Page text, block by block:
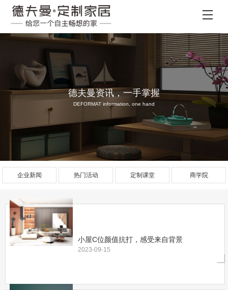
德夫曼资讯，一手掌握
DEFORMAT information, one hand
企业新闻 热门活动 定制课堂 商学院
小屋C位颜值抗打，感受来自背景
2023-09-15